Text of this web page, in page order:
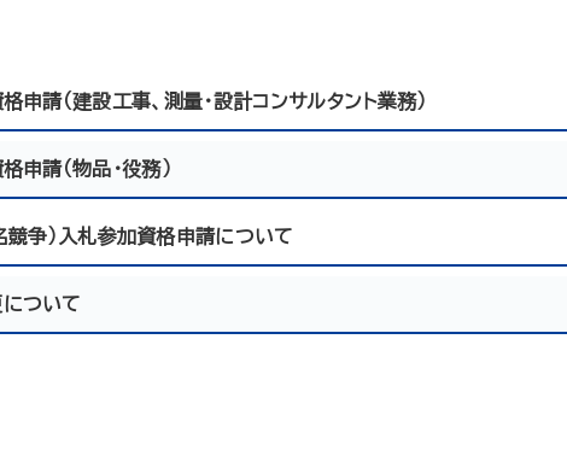
申請（建設工事、測量・設計コンサルタント業務）
申請（物品・役務）
競争）入札参加資格申請について
ついて